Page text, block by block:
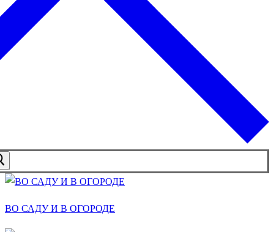
ВО САДУ И В ОГОРОДЕ